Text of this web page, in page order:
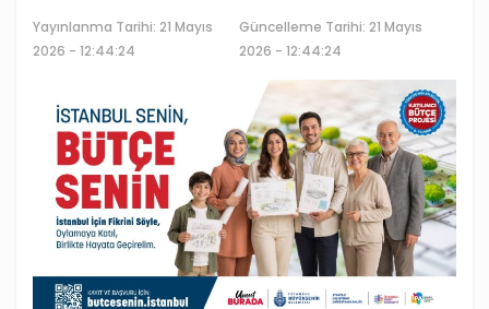
Yayınlanma Tarihi: 21 Mayıs
2026 - 12:44:24
Güncelleme Tarihi: 21 Mayıs
2026 - 12:44:24